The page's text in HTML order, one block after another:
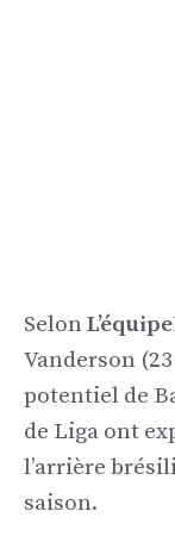
Selon L’équipe
Vanderson
potentiel de
de Liga ont
l’arrière
saison.